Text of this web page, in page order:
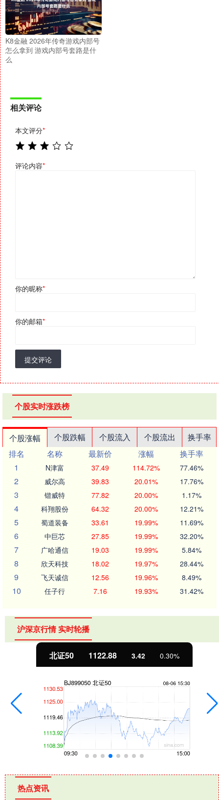
K8金融 2026年传奇游戏内部号
怎么拿到 游戏内部号套路是什
么
相关评论
本文评分*
评论内容*
你的昵称*
你的邮箱*
提交评论
个股实时涨跌榜
个股涨幅 个股跌幅 个股流入 个股流出
换手率
排名
名称 最新价 涨幅
换手率
1
N津富 37.49 114.72% 77.46%
2 威尔高 39.83 20.01% 17.76%
3 锴威特 77.82 20.00% 1.17%
4 科翔股份 64.32 20.00% 12.21%
5 蜀道装备 33.61 19.99% 11.69%
6 中巨芯 27.85 19.99% 32.20%
7 广哈通信 19.03 19.99% 5.84%
8 欣天科技 18.02 19.97% 28.44%
9 飞天诚信 12.56 19.96% 8.49%
10 任子行 7.16 19.93% 31.42%
沪深京行情 实时轮播
北证50 1122.88 3.42 0.30%
热点资讯